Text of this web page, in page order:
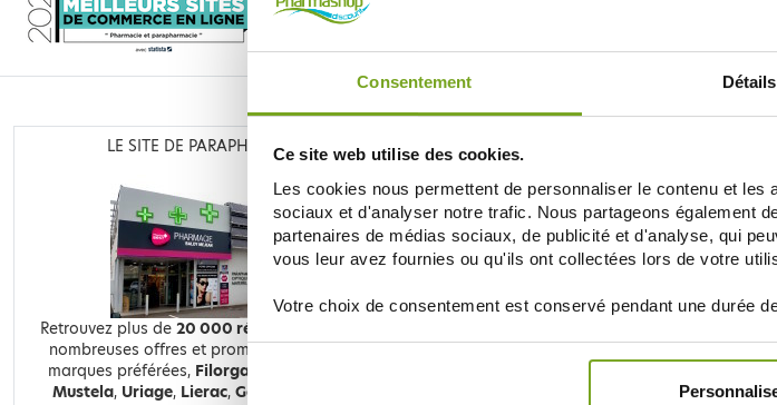
Consentement Détails
Ce site web utilise des cookies.
Les cookies nous permettent de personnaliser le contenu et
sociaux et d'analyser notre trafic. Nous partageons également
partenaires de médias sociaux, de publicité et d'analyse, qui
vous leur avez fournies ou qu'ils ont collectées lors de votre
Votre choix de consentement est conservé pendant une durée
BALDY MÉJEAN
LE SITE DE PARAPHARMACIE EN LIGNE
Retrouvez plus de 20 000 références
nombreuses offres et promotions ainsi que toutes vos
marques préférées, Filorga
Mustela, Uriage, Lierac, Garancia